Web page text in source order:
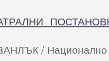
/ Национално